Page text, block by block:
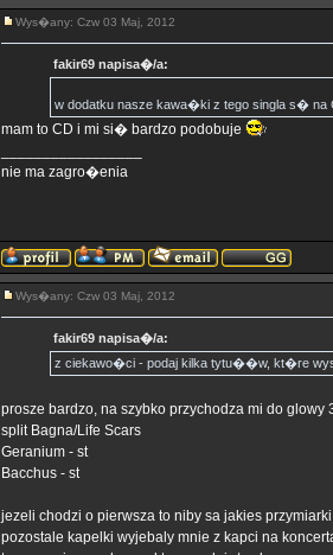
Wys�any: Czw 03 Maj, 2012
fakir69 napisa�/a:
w dodatku nasze kawa�ki z tego singla s� na
mam to CD i mi si� bardzo podobuje
nie ma zagro�enia
Wys�any: Czw 03 Maj, 2012
fakir69 napisa�/a:
z ciekawo�ci - podaj kilka tytu��w, kt�re
prosze bardzo, na szybko przychodza mi do glowy
split Bagna/Life Scars
Geranium - st
Bacchus - st
jezeli chodzi o pierwsza to niby sa jakies
pozostale kapelki wyjebaly mnie z kapci na